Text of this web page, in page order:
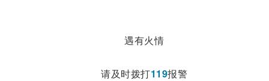
遇有火情
请及时拨打119报警